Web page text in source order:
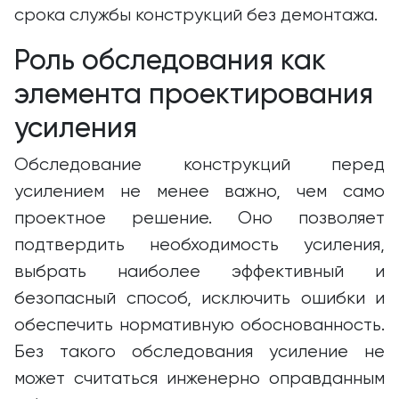
срока службы конструкций без демонтажа.
Роль обследования как
элемента проектирования
усиления
Обследование конструкций перед
усилением не менее важно, чем само
проектное решение. Оно позволяет
подтвердить необходимость усиления,
выбрать наиболее эффективный и
безопасный способ, исключить ошибки и
обеспечить нормативную обоснованность.
Без такого обследования усиление не
может считаться инженерно оправданным